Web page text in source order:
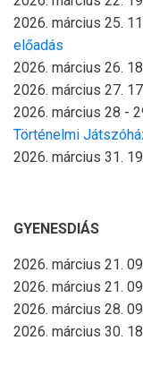
2026. március 25.
előadás
2026. március 26.
2026. március 27.
2026. március 28 -
Történelmi
2026. március 31.
GYENESDIÁS
2026. március 21.
2026. március 21.
2026. március 28.
2026. március 30.